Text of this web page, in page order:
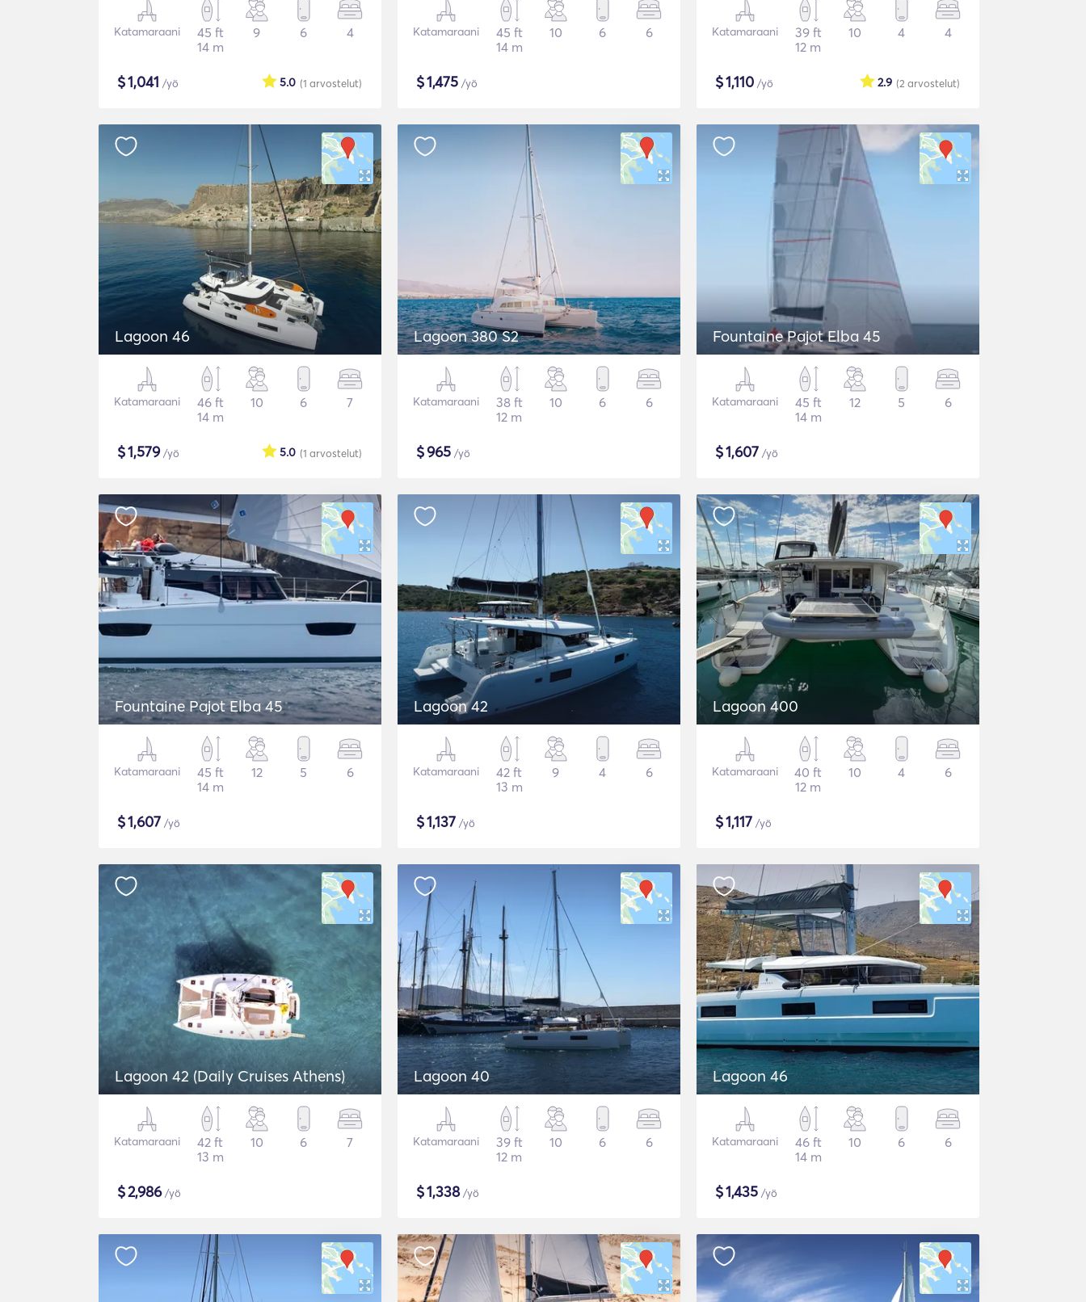
Katamaraani
45 ft
14 m
9 6 4
$1,041 /yö (1 arvostelut)
5.0
Katamaraani
45 ft
14 m
10 6 6
$1,475 /yö
Katamaraani
39 ft
12 m
10 4 4
$1,110 /yö (2 arvostelut)
2.9
Lagoon 46
Katamaraani
46 ft
14 m
10 6 7
$1,579/yö (1 arvostelut)
5.0
Lagoon 380 S2
Katamaraani
38 ft
12 m
10 6 6
$965 /yö
Fountaine Pajot Elba 45
Katamaraani
45 ft
14 m
12 5 6
$1,607 /yö
Fountaine Pajot Elba 45
Katamaraani
45 ft
14 m
12 5 6
$1,607 /yö
Lagoon 42
Katamaraani
42 ft
13 m
9 4 6
$1,137 /yö
Lagoon 400
Katamaraani
40 ft
12 m
10 4 6
$1,117 /yö
Lagoon 42 (Daily Cruises Athens)
Katamaraani
42 ft
13 m
10 6 7
$2,986/yö
Lagoon 40
Katamaraani
39 ft
12 m
10 6 6
$1,338/yö
Lagoon 46
Katamaraani
46 ft
14 m
10 6 6
$1,435 /yö